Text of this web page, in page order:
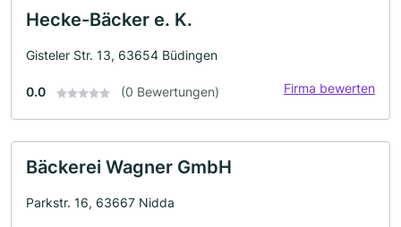
Hecke-Bäcker e. K.
Gisteler Str. 13, 63654 Büdingen
0.0 (0 Bewertungen) Firma bewerten
Bäckerei Wagner GmbH
Parkstr. 16, 63667 Nidda